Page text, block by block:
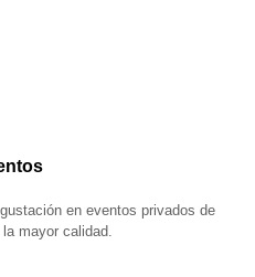
en eventos privados de
mayor calidad.